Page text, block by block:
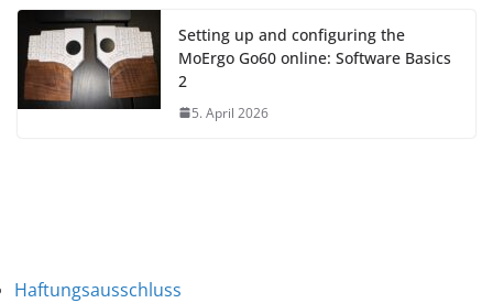
Setting up and configuring the
MoErgo Go60 online: Software Basics
2
5. April 2026
Haftungsausschluss